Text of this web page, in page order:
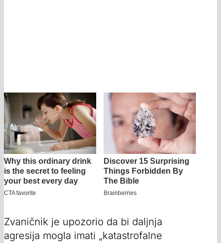
Zvaničnik je upozorio da bi daljnja
agresija mogla imati „katastrofalne